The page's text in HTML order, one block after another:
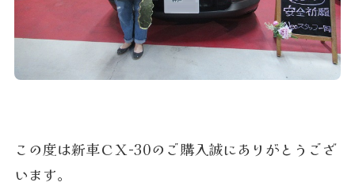
この度は新車ＣＸ-30のご購入誠にありがとうござ
います。